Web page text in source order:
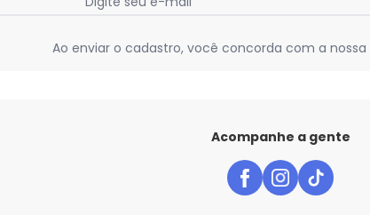
Ao enviar o cadastro, você concorda com a nossa
Acompanhe a gente